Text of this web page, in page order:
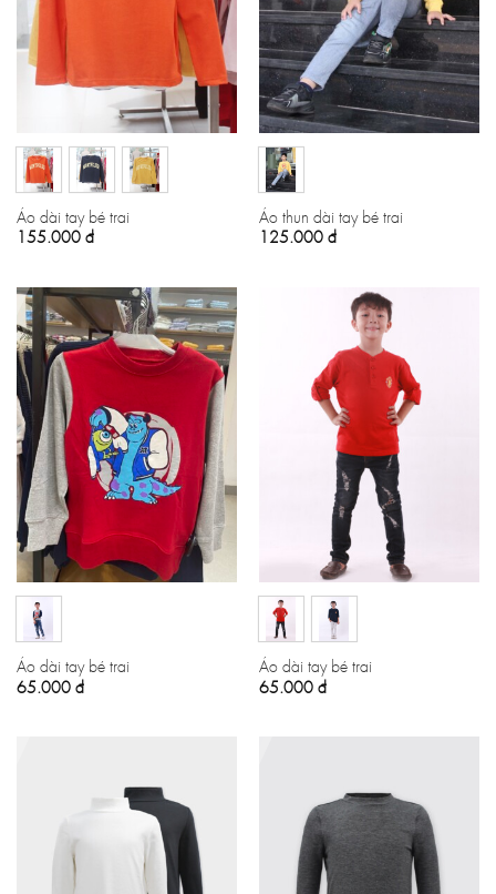
Áo dài tay bé trai
155.000 đ
Áo thun dài tay bé trai
125.000 đ
Áo dài tay bé trai
65.000 đ
Áo dài tay bé trai
65.000 đ